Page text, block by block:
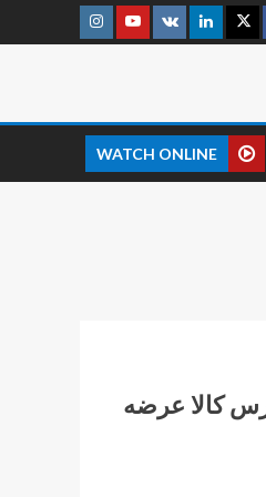
WATCH ONLINE
کالا عرضه